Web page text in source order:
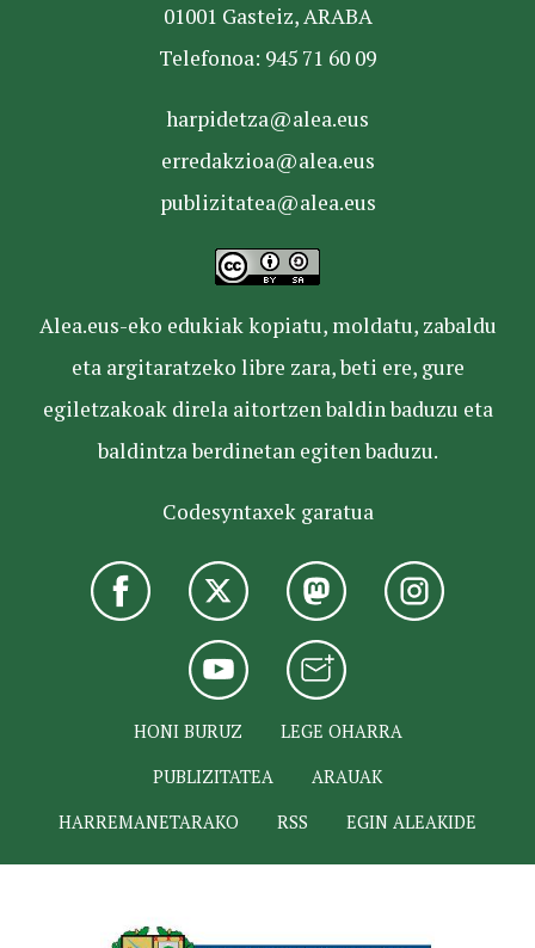
01001 Gasteiz, ARABA
Telefonoa: 945 71 60 09
harpidetza@alea.eus
erredakzioa@alea.eus
publizitatea@alea.eus
Alea.eus-eko edukiak kopiatu, moldatu, zabaldu
eta argitaratzeko libre zara, beti ere, gure
egiletzakoak direla aitortzen baldin baduzu eta
baldintza berdinetan egiten baduzu.
Codesyntaxek garatua
HONI BURUZ
LEGE OHARRA
PUBLIZITATEA
ARAUAK
HARREMANETARAKO
RSS EGIN ALEAKIDE